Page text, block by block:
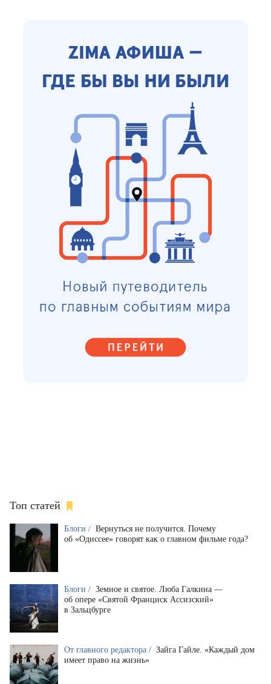
Топ статей
Блоги / Вернуться не получится. Почему
об «Одиссее» говорят как о главном фильме года?
Блоги / Земное и святое. Люба Галкина —
об опере «Святой Франциск Ассизский»
в Зальцбурге
От главного редактора / Зайга Гайле. «Каждый дом
имеет право на жизнь»